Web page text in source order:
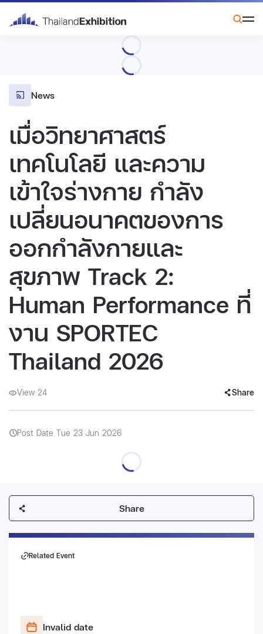
News
เมื่อวิทยาศาสตร์
เทคโนโลยี และความ
เข้าใจร่างกาย กำลัง
เปลี่ยนอนาคตของการ
ออกกำลังกายและ
สุขภาพ Track 2:
Human Performance ที่
งาน SPORTEC
Thailand 2026
View 24 Share
Post Date Tue 23 Jun 2026
Share
Related Event
Invalid date